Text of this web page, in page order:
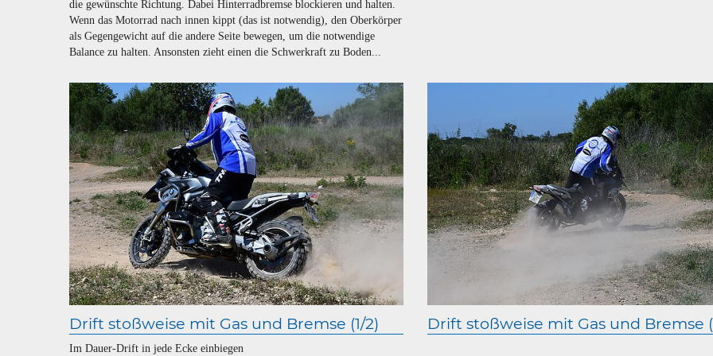
die gewünschte Richtung. Dabei Hinterradbremse blockieren und halten.
Wenn das Motorrad nach innen kippt (das ist notwendig), den Oberkörper
als Gegengewicht auf die andere Seite bewegen, um die notwendige
Balance zu halten. Ansonsten zieht einen die Schwerkraft zu Boden...
Drift stoßweise mit Gas und Bremse (1/2)
Im Dauer-Drift in jede Ecke einbiegen
Drift stoßweise mit Gas und Bremse